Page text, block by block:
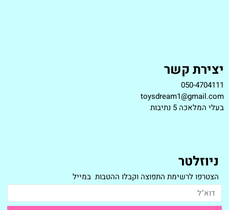
יצירת קשר
050-4704111
toysdream1@gmail.com
בעלי המלאכה 5 נתיבות
ניוזלטר
הצטרפו לרשימת התפוצה וקבלו ההטבות במייל